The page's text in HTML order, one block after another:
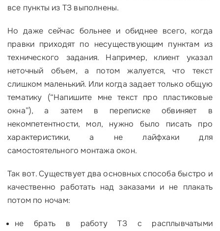
все пункты из ТЗ выполнены.
Но даже сейчас больнее и обиднее всего, когда
правки приходят по несуществующим пунктам из
технического задания. Например, клиент указал
неточный объем, а потом жалуется, что текст
слишком маленький. Или когда задает только общую
тематику (“Напишите мне текст про пластиковые
окна”), а затем в переписке обвиняет в
некомпетентности, мол, нужно было писать про
характеристики, а не лайфхаки для
самостоятельного монтажа окон.
Так вот. Существует два основных способа быстро и
качественно работать над заказами и не плакать
потом по ночам:
не брать в работу ТЗ с расплывчатыми